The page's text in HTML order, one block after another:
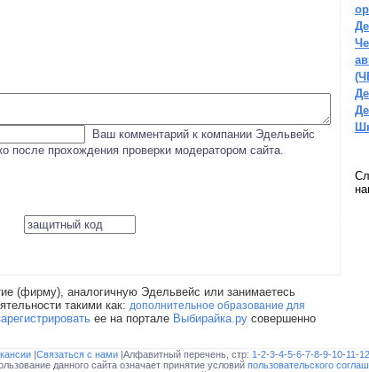
Ваш комментарий к компании Эдельвейс
после прохождения проверки модератором сайта.
(фирму), аналогичную Эдельвейс или занимаетесь
такими как: дополнительное образование для
ее на портале Выбирайка.ру совершенно
|Связаться с нами |Алфавитный перечень, стр: 1-2-3-4-5-6-7-8-9-10-11-12
данного сайта означает принятие условий пользовательского